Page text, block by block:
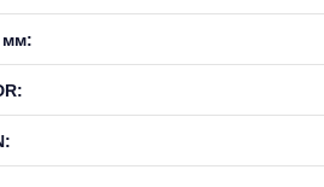
мм: